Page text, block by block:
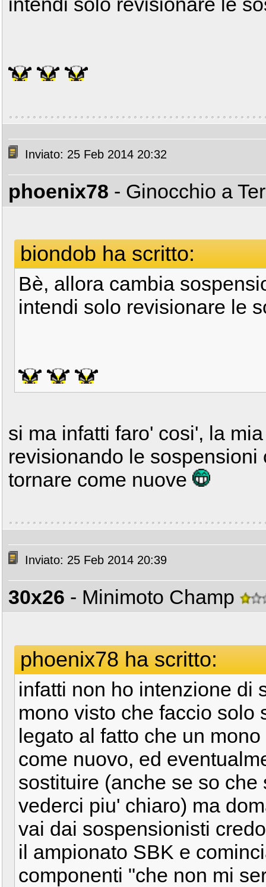
Inviato: 25 Feb 2014 20:32
phoenix78 - Ginocchio a
biondob ha scritto:
Bè, allora cambia
intendi solo revisionare le
si ma infatti faro' cosi', la
revisionando le
tornare come nuove
Inviato: 25 Feb 2014 20:39
30x26 - Minimoto Champ
phoenix78 ha scritto:
infatti non ho intenzione di
mono visto che faccio solo
legato al fatto che un
come nuovo, ed
sostituire (anche se so
vederci piu' chiaro) ma
vai dai sospensionisti
il ampionato SBK e
componenti "che non mi